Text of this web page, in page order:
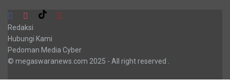
Redaksi
Hubungi Kami
Pedoman Media Cyber
© megaswaranews.com 2025 - All right reserved